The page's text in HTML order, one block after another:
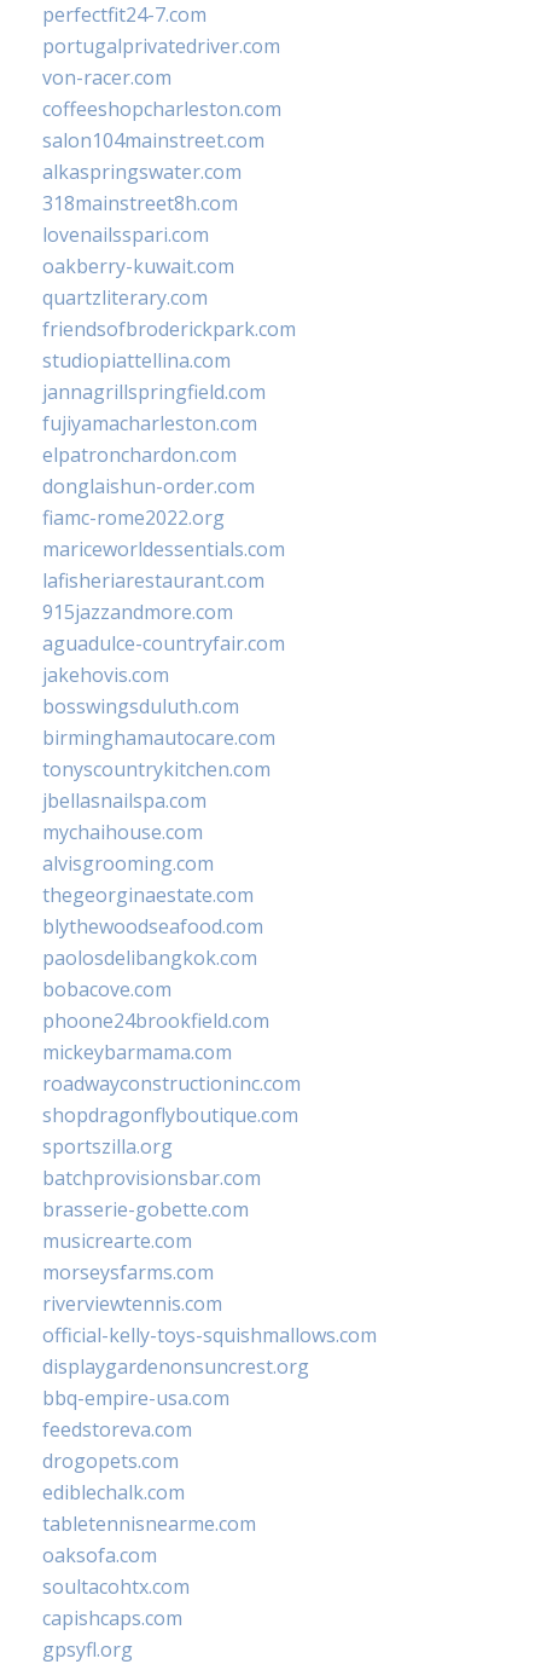
perfectfit24-7.com
portugalprivatedriver.com
von-racer.com
coffeeshopcharleston.com
salon104mainstreet.com
alkaspringswater.com
318mainstreet8h.com
lovenailsspari.com
oakberry-kuwait.com
quartzliterary.com
friendsofbroderickpark.com
studiopiattellina.com
jannagrillspringfield.com
fujiyamacharleston.com
elpatronchardon.com
donglaishun-order.com
fiamc-rome2022.org
mariceworldessentials.com
lafisheriarestaurant.com
915jazzandmore.com
aguadulce-countryfair.com
jakehovis.com
bosswingsduluth.com
birminghamautocare.com
tonyscountrykitchen.com
jbellasnailspa.com
mychaihouse.com
alvisgrooming.com
thegeorginaestate.com
blythewoodseafood.com
paolosdelibangkok.com
bobacove.com
phoone24brookfield.com
mickeybarmama.com
roadwayconstructioninc.com
shopdragonflyboutique.com
sportszilla.org
batchprovisionsbar.com
brasserie-gobette.com
musicrearte.com
morseysfarms.com
riverviewtennis.com
official-kelly-toys-squishmallows.com
displaygardenonsuncrest.org
bbq-empire-usa.com
feedstoreva.com
drogopets.com
ediblechalk.com
tabletennisnearme.com
oaksofa.com
soultacohtx.com
capishcaps.com
gpsyfl.org